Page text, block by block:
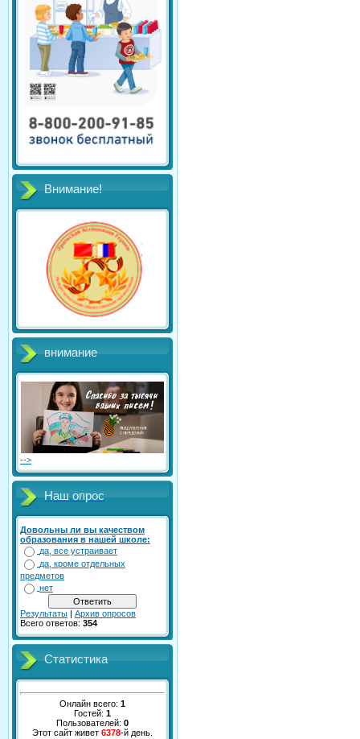
Внимание!
внимание
-->
Наш опрос
Довольны ли вы качеством
образования в нашей школе:
да, все устраивает
да, кроме отдельных
предметов
нет
Результаты | Архив опросов
Всего ответов: 354
Статистика
Онлайн всего: 1
Гостей: 1
Пользователей: 0
Этот сайт живет 6378-й день.